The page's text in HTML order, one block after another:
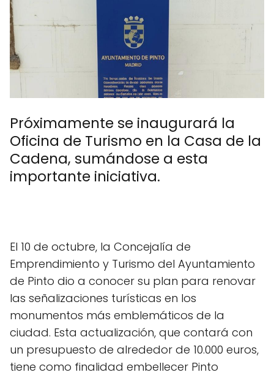
Próximamente se inaugurará la
Oficina de Turismo en la Casa de la
Cadena, sumándose a esta
importante iniciativa.
El 10 de octubre, la Concejalía de
Emprendimiento y Turismo del Ayuntamiento
de Pinto dio a conocer su plan para renovar
las señalizaciones turísticas en los
monumentos más emblemáticos de la
ciudad. Esta actualización, que contará con
un presupuesto de alrededor de 10.000 euros,
tiene como finalidad embellecer Pinto